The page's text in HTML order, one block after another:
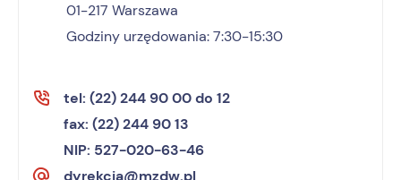
01-217 Warszawa
Godziny urzędowania: 7:30-15:30
tel: (22) 244 90 00 do 12
fax: (22) 244 90 13
NIP: 527-020-63-46